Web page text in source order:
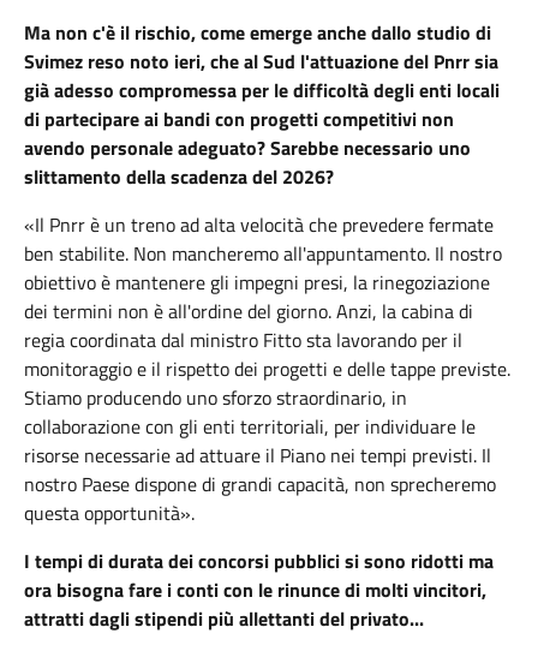
Ma non c'è il rischio, come emerge anche dallo studio di
Svimez reso noto ieri, che al Sud l'attuazione del Pnrr sia
già adesso compromessa per le difficoltà degli enti locali
di partecipare ai bandi con progetti competitivi non
avendo personale adeguato? Sarebbe necessario uno
slittamento della scadenza del 2026?
«Il Pnrr è un treno ad alta velocità che prevedere fermate
ben stabilite. Non mancheremo all'appuntamento. Il nostro
obiettivo è mantenere gli impegni presi, la rinegoziazione
dei termini non è all'ordine del giorno. Anzi, la cabina di
regia coordinata dal ministro Fitto sta lavorando per il
monitoraggio e il rispetto dei progetti e delle tappe previste.
Stiamo producendo uno sforzo straordinario, in
collaborazione con gli enti territoriali, per individuare le
risorse necessarie ad attuare il Piano nei tempi previsti. Il
nostro Paese dispone di grandi capacità, non sprecheremo
questa opportunità».
I tempi di durata dei concorsi pubblici si sono ridotti ma
ora bisogna fare i conti con le rinunce di molti vincitori,
attratti dagli stipendi più allettanti del privato...